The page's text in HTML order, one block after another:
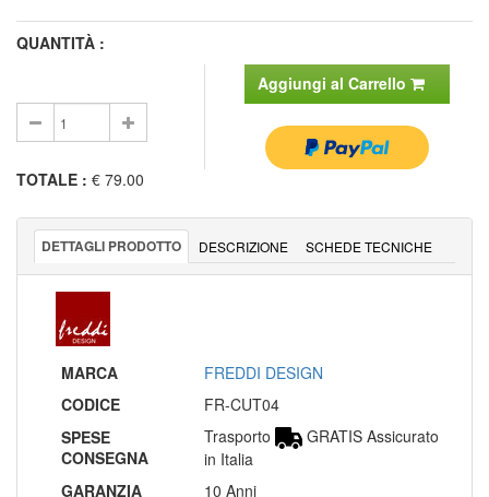
QUANTITÀ :
Aggiungi al Carrello
TOTALE : € 79.00
DETTAGLI PRODOTTO DESCRIZIONE SCHEDE TECNICHE
MARCA
FREDDI DESIGN
CODICE
FR-CUT04
SPESE
CONSEGNA
Trasporto
GRATIS Assicurato
in Italia
GARANZIA
10 Anni